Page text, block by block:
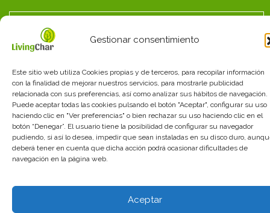
Gestionar consentimiento
Este sitio web utiliza Cookies propias y de terceros, para recopilar información
con la finalidad de mejorar nuestros servicios, para mostrarle publicidad
relacionada con sus preferencias, así como analizar sus hábitos de navegación.
Puede aceptar todas las cookies pulsando el botón "Aceptar", configurar su uso
haciendo clic en "Ver preferencias" o bien rechazar su uso haciendo clic en el
botón “Denegar”. El usuario tiene la posibilidad de configurar su navegador
pudiendo, si así lo desea, impedir que sean instaladas en su disco duro,
deberá tener en cuenta que dicha acción podrá ocasionar dificultades de
navegación en la página web.
Aceptar
cookies _Términos_y_condiciones
diseño web: mediactiu.com